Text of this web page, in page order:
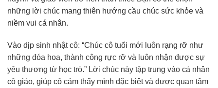
những lời chúc mang thiên hướng cầu chúc sức khỏe và
niềm vui cá nhân.
Vào dịp sinh nhật cô: “Chúc cô tuổi mới luôn rạng rỡ như
những đóa hoa, thành công rực rỡ và luôn nhận được sự
yêu thương từ học trò.” Lời chúc này tập trung vào cá nhân
cô giáo, giúp cô cảm thấy mình đặc biệt và được quan tâm